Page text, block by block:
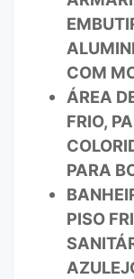
COM
ÁREA
FRIO,
PARA
PISO